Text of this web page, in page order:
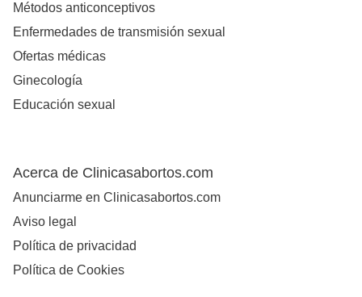
Métodos anticonceptivos
Enfermedades de transmisión sexual
Ofertas médicas
Ginecología
Educación sexual
Acerca de Clinicasabortos.com
Anunciarme en Clinicasabortos.com
Aviso legal
Política de privacidad
Política de Cookies